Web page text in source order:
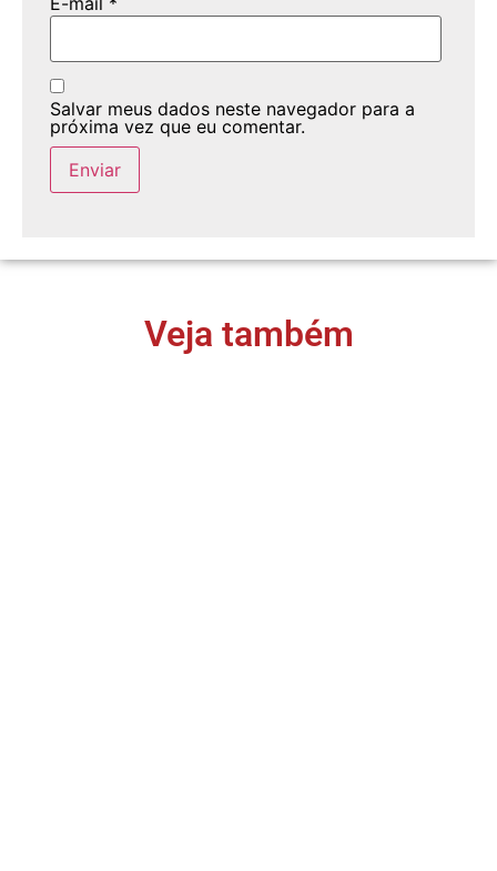
Salvar meus dados neste navegador para a
próxima vez que eu comentar.
Veja também